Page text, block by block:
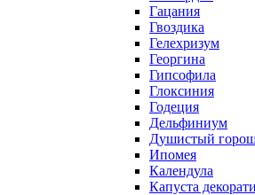
Гацания
Гвоздика
Гелехризум
Георгина
Гипсофила
Глоксиния
Годеция
Дельфиниум
Душистый
Ипомея
Календула
Капуста